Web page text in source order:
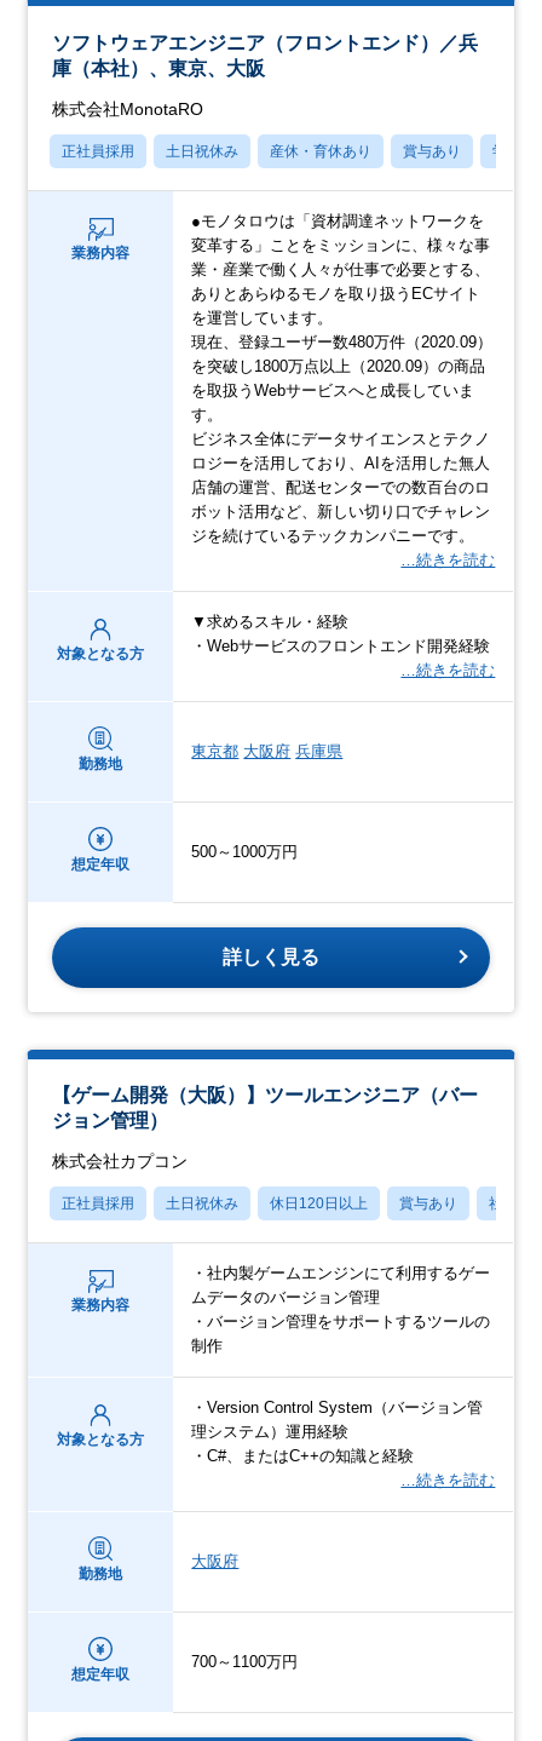
ソフトウェアエンジニア（フロントエンド）／兵
庫（本社）、東京、大阪
株式会社MonotaRO
正社員採用 土日祝休み 産休・育休あり 賞与あり 学歴不
業務内容
●モノタロウは「資材調達ネットワークを
変革する」ことをミッションに、様々な事
業・産業で働く人々が仕事で必要とする、
ありとあらゆるモノを取り扱うECサイト
を運営しています。
現在、登録ユーザー数480万件（2020.09）
を突破し1800万点以上（2020.09）の商品
を取扱うWebサービスへと成長していま
す。
ビジネス全体にデータサイエンスとテクノ
ロジーを活用しており、AIを活用した無人
店舗の運営、配送センターでの数百台のロ
ボット活用など、新しい切り口でチャレン
ジを続けているテックカンパニーです。
…続きを読む
対象となる方
▼求めるスキル・経験
・Webサービスのフロントエンド開発経験
…続きを読む
勤務地
東京都 大阪府 兵庫県
想定年収
500～1000万円
詳しく見る
【ゲーム開発（大阪）】ツールエンジニア（バー
ジョン管理）
株式会社カプコン
正社員採用 土日祝休み 休日120日以上 賞与あり 社宅・
業務内容
・社内製ゲームエンジンにて利用するゲー
ムデータのバージョン管理
・バージョン管理をサポートするツールの
制作
対象となる方
・Version Control System（バージョン管
理システム）運用経験
・C#、またはC++の知識と経験
…続きを読む
勤務地
大阪府
想定年収
700～1100万円